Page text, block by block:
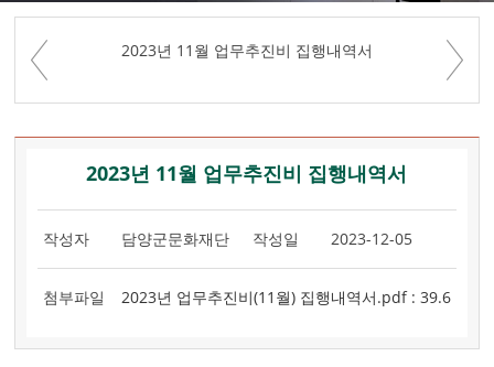
2023년 11월 업무추진비 집행내역서
2023년 11월 업무추진비 집행내역서
작성자 담양군문화재단 작성일 2023-12-05
첨부파일 2023년 업무추진비(11월) 집행내역서.pdf : 39.6
KB,